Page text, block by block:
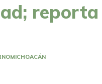
MICHOACÁN